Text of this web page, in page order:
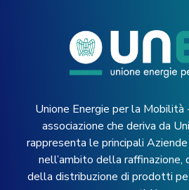
Unione Energie per la Mobilità
associazione che deriva da
rappresenta le principali
nell’ambito della
della distribuzione di prodotti